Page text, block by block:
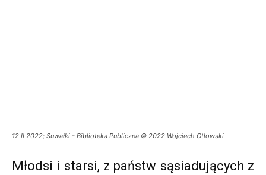
12 II 2022; Suwałki - Biblioteka Publiczna © 2022 Wojciech Otłowski
Młodsi i starsi, z państw sąsiadujących z